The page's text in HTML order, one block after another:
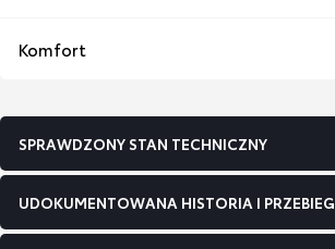
Komfort
SPRAWDZONY STAN TECHNICZNY
UDOKUMENTOWANA HISTORIA I PRZEBIEG